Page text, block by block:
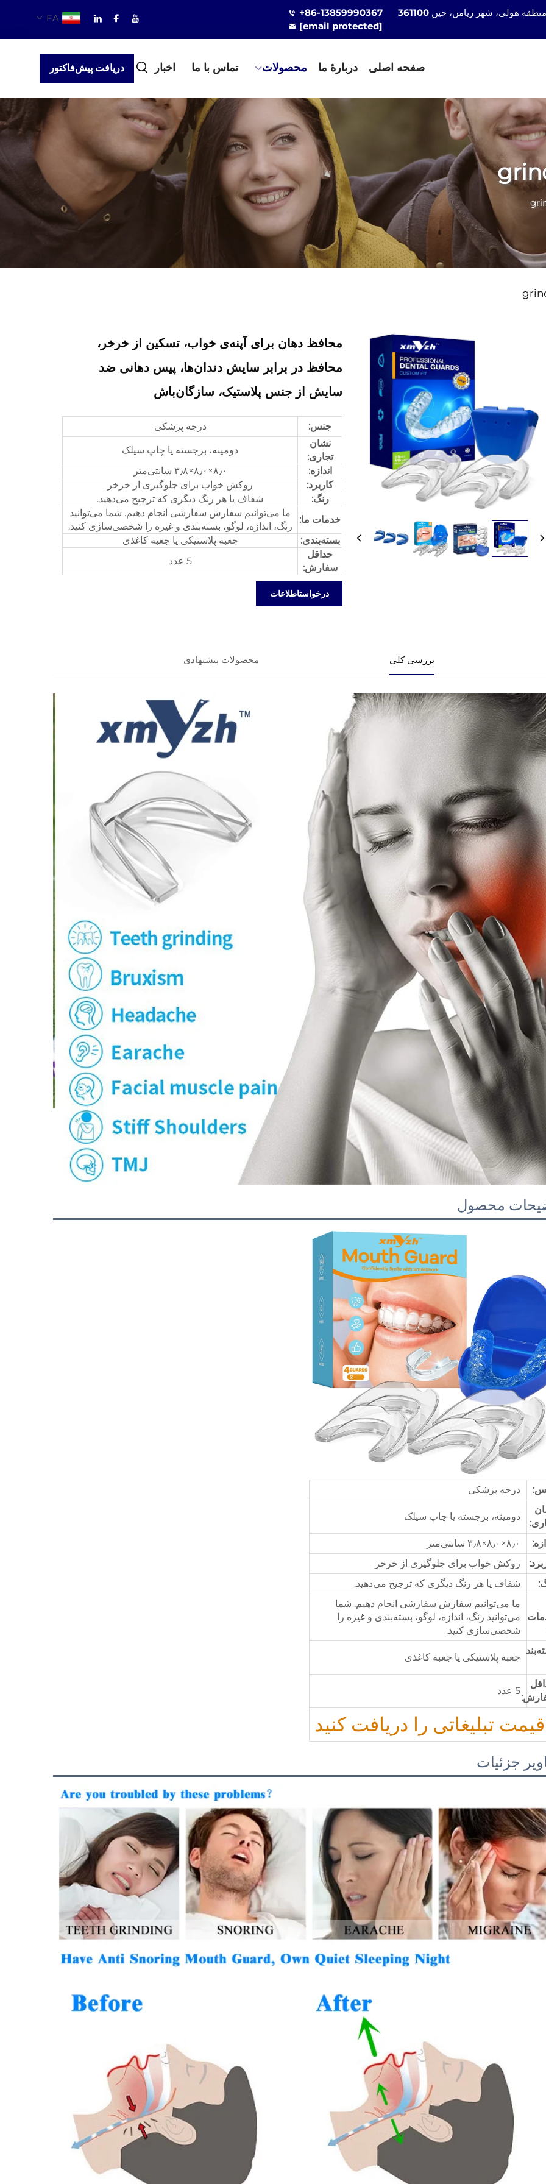
+86-13859990367
[email protected]
FA
صفحه اصلی دربارهٔ ما محصولات تماس با ما اخبار دریافت پیش‌فاکتور
محافظ دهان برای آپنه‌ی خواب، تسکین از خرخر،
محافظ در برابر سایش دندان‌ها، پیس دهانی ضد
سایش از جنس پلاستیک، سازگان‌باش
جنس:
درجه پزشکی
نشان
تجاری:
دومینه، برجسته یا چاپ سیلک
اندازه:
۸٫۰×۸٫۰×۳٫۸ سانتی‌متر
کاربرد:
روکش خواب برای جلوگیری از خرخر
رنگ:
شفاف یا هر رنگ دیگری که ترجیح می‌دهید.
خدمات ما:
ما می‌توانیم سفارش سفارشی انجام دهیم. شما می‌توانید
رنگ، اندازه، لوگو، بسته‌بندی و غیره را شخصی‌سازی کنید.
بسته‌بندی:
جعبه پلاستیکی یا جعبه کاغذی
حداقل
سفارش:
5 عدد
درخواستاطلاعات
بررسی کلی محصولات پیشنهادی
محصول
درجه پزشکی
دومینه، برجسته یا چاپ سیلک
۸٫۰×۸٫۰×۳٫۸ سانتی‌متر
روکش خواب برای جلوگیری از خرخر
شفاف یا هر رنگ دیگری که ترجیح می‌دهید.
ما می‌توانیم سفارش سفارشی انجام دهیم. شما
می‌توانید رنگ، اندازه، لوگو، بسته‌بندی و غیره را
شخصی‌سازی کنید.
جعبه پلاستیکی یا جعبه کاغذی
5 عدد
قیمت تبلیغاتی را دریافت کنید
جزئیات